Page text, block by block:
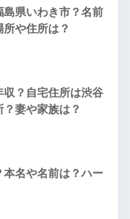
県いわき市？名前
や住所は？
収？自宅住所は渋谷
妻や家族は？
本名や名前は？ハー